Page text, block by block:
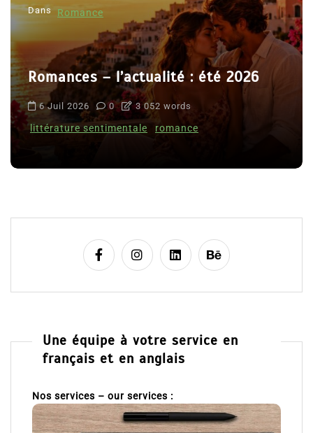
Dans Romance
Romances – l’actualité : été 2026
6 Juil 2026 0 3 052 words
littérature sentimentale romance
Une équipe à votre service en
français et en anglais
Nos services – our services :